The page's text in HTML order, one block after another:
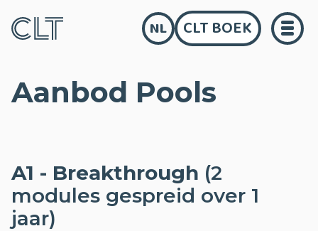
NL CLT BOEK
Aanbod Pools
A1 - Breakthrough (2
modules gespreid over 1
jaar)